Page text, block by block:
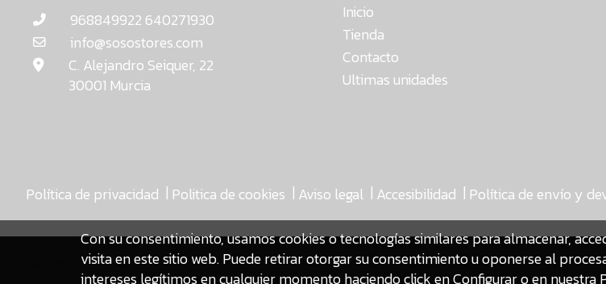
968849922 640271930
info@sosostores.com
C. Alejandro Seiquer, 22
30001 Murcia
Inicio
Tienda
Contacto
Ultimas unidades
Política de privacidad | Politica de cookies | Aviso legal | Accesibilidad | Política de envío y
Con su consentimiento, usamos cookies o tecnologías similares para almacenar,
visita en este sitio web. Puede retirar otorgar su consentimiento u oponerse al
intereses legítimos en cualquier momento haciendo click en Configurar o en nuestra